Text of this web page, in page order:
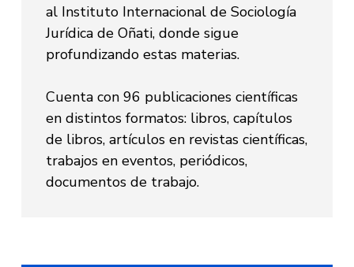
al Instituto Internacional de Sociología
Jurídica de Oñati, donde sigue
profundizando estas materias.
Cuenta con 96 publicaciones científicas
en distintos formatos: libros, capítulos
de libros, artículos en revistas científicas,
trabajos en eventos, periódicos,
documentos de trabajo.